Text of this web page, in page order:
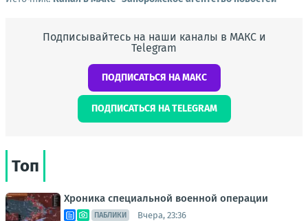
Подписывайтесь на наши каналы в МАКС и
Telegram
ПОДПИСАТЬСЯ НА МАКС
ПОДПИСАТЬСЯ НА TELEGRAM
Топ
Хроника специальной военной операции
ПАБЛИКИ Вчера, 23:36